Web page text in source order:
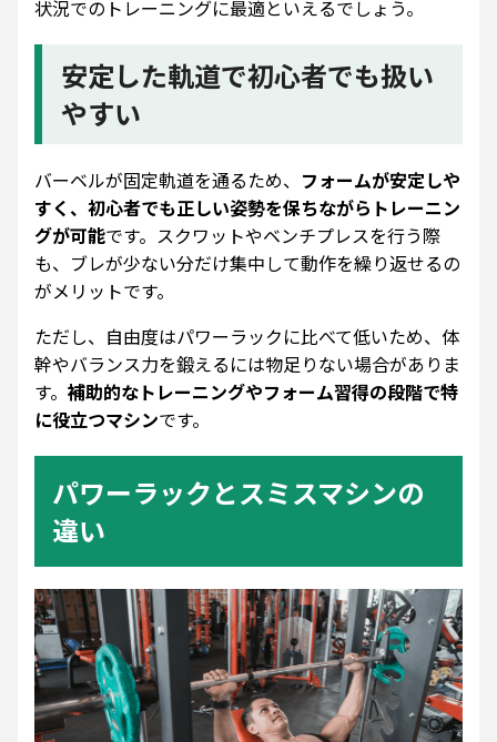
状況でのトレーニングに最適といえるでしょう。
安定した軌道で初心者でも扱い
やすい
バーベルが固定軌道を通るため、 フォームが安定しや
すく、初心者でも正しい姿勢を保ちながらトレーニン
グが可能です。スクワットやベンチプレスを行う際
も、ブレが少ない分だけ集中して動作を繰り返せるの
がメリットです。
ただし、自由度はパワーラックに比べて低いため、体
幹やバランス力を鍛えるには物足りない場合がありま
す。 補助的なトレーニングやフォーム習得の段階で特
に役立つマシンです。
パワーラックとスミスマシンの
違い